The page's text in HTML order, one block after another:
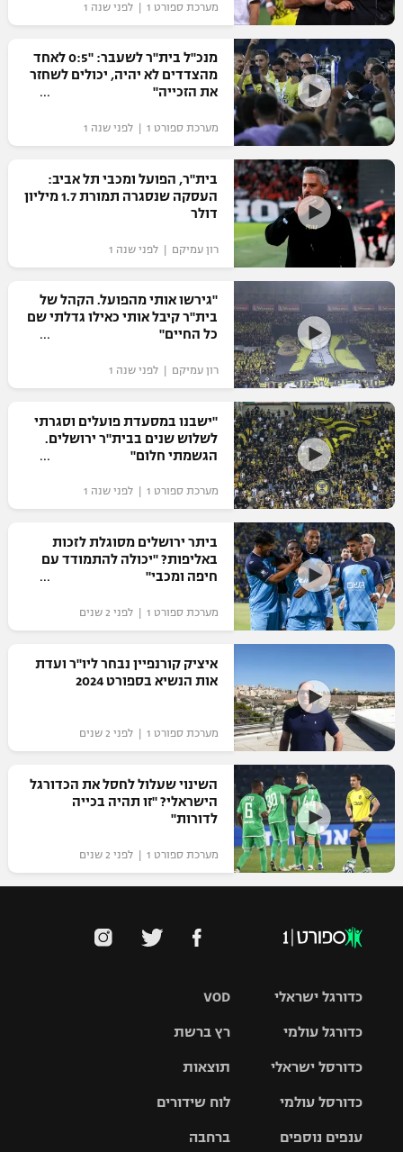
מערכת ספורט 1 | לפני שנה 1
מנכ"ל בית"ר לשעבר: "0:5 לאחד
מהצדדים לא יהיה, יכולים לשחזר
את הזכייה"
מערכת ספורט 1 | לפני שנה 1
בית"ר, הפועל ומכבי תל אביב:
העסקה שנסגרה תמורת 1.7 מיליון
דולר
רון עמיקם | לפני שנה 1
"גירשו אותי מהפועל. הקהל של
בית"ר קיבל אותי כאילו גדלתי שם
כל החיים"
רון עמיקם | לפני שנה 1
"ישבנו במסעדת פועלים וסגרתי
לשלוש שנים בבית"ר ירושלים.
הגשמתי חלום"
מערכת ספורט 1 | לפני שנה 1
ביתר ירושלים מסוגלת לזכות
באליפות? "יכולה להתמודד עם
חיפה ומכבי"
מערכת ספורט 1 | לפני 2 שנים
איציק קורנפיין נבחר ליו"ר ועדת
אות הנשיא בספורט 2024
מערכת ספורט 1 | לפני 2 שנים
השינוי שעלול לחסל את הכדורגל
הישראלי? "זו תהיה בכייה
לדורות"
מערכת ספורט 1 | לפני 2 שנים
VOD
רץ ברשת
תוצאות
לוח שידורים
ברחבה
כדורגל ישראלי
גביע הטוטו
כדורגל עולמי
האלופות
ליגה
כדורסל ישראלי
סל
כדורסל עולמי
ענפים נוספים